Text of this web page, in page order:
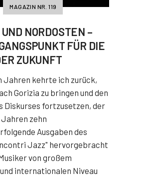
MAGAZIN NR. 119
NORDOSTEN –
FÜR DIE
ZUKUNFT
Jahren kehrte ich zurück,
Gorizia zu bringen und den
Diskurses fortzusetzen, der
zehn
Ausgaben des
Jazz" hervorgebracht
von großem
internationalen Niveau